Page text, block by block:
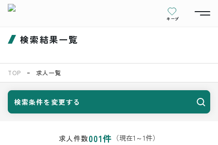
キープ
検索結果一覧
TOP 求人一覧
検索条件を変更する
求人件数001件 （現在1 ～1件）